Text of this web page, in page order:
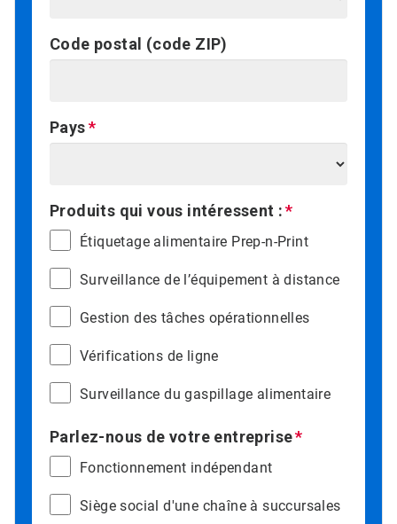
Code postal (code ZIP)
Pays
Produits qui vous intéressent :
Étiquetage alimentaire Prep-n-Print
Surveillance de l’équipement à distance
Gestion des tâches opérationnelles
Vérifications de ligne
Surveillance du gaspillage alimentaire
Parlez-nous de votre entreprise
Fonctionnement indépendant
Siège social d'une chaîne à succursales